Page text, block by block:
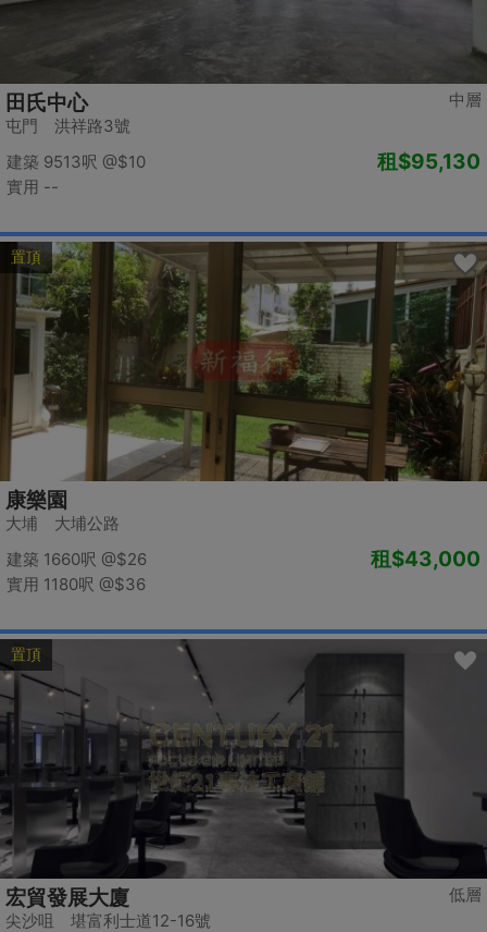
中層
田氏中心
屯門 洪祥路3號
建築 9513呎 @$10
實用 --
租$95,130
置頂
康樂園
大埔 大埔公路
建築 1660呎 @$26
實用 1180呎 @$36
租$43,000
置頂
低層
宏貿發展大廈
尖沙咀 堪富利士道12-16號